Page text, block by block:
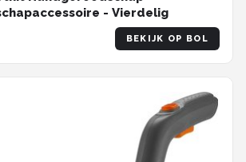
- Vierdelig
BEKIJK OP BOL